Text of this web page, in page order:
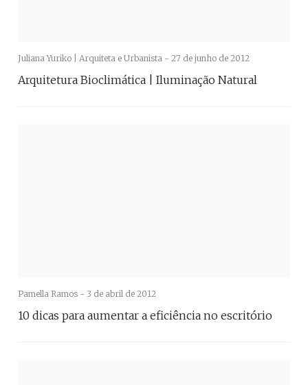
Juliana Yuriko | Arquiteta e Urbanista - 27 de junho de 2012
Arquitetura Bioclimática | Iluminação Natural
Pamella Ramos - 3 de abril de 2012
10 dicas para aumentar a eficiência no escritório